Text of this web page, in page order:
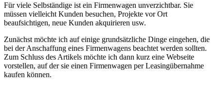
Für viele Selbständige ist ein Firmenwagen unverzichtbar. Sie
müssen vielleicht Kunden besuchen, Projekte vor Ort
beaufsichtigen, neue Kunden akquirieren usw.
Zunächst möchte ich auf einige grundsätzliche Dinge eingehen, die
bei der Anschaffung eines Firmenwagens beachtet werden sollten.
Zum Schluss des Artikels möchte ich dann kurz eine Webseite
vorstellen, auf der sie einen Firmenwagen per Leasingübernahme
kaufen können.